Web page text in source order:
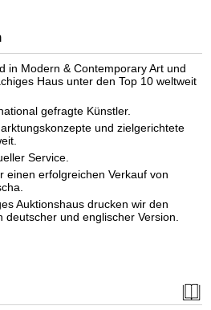
- Lot 699
RUSCHA
, 1999
€ 13.750
in Modern & Contemporary Art und
Haus unter den Top 10 weltweit
gefragte Künstler.
und zielgerichtete
Service.
einen erfolgreichen Verkauf von
Auktionshaus drucken wir den
deutscher und englischer Version.